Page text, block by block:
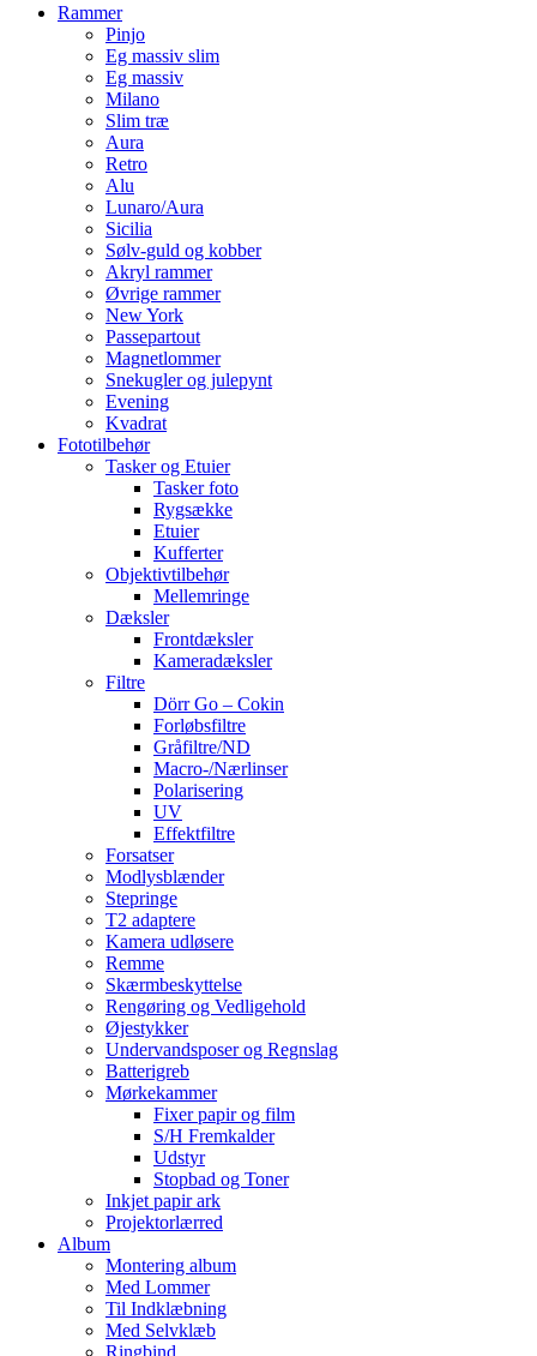
Rammer
Pinjo
Eg massiv slim
Eg massiv
Milano
Slim træ
Aura
Retro
Alu
Lunaro/Aura
Sicilia
Sølv-guld og kobber
Akryl rammer
Øvrige rammer
New York
Passepartout
Magnetlommer
Snekugler og julepynt
Evening
Kvadrat
Fototilbehør
Tasker og Etuier
Tasker foto
Rygsække
Etuier
Kufferter
Objektivtilbehør
Mellemringe
Dæksler
Frontdæksler
Kameradæksler
Filtre
Dörr Go – Cokin
Forløbsfiltre
Gråfiltre/ND
Macro-/Nærlinser
Polarisering
UV
Effektfiltre
Forsatser
Modlysblænder
Stepringe
T2 adaptere
Kamera udløsere
Remme
Skærmbeskyttelse
Rengøring og Vedligehold
Øjestykker
Undervandsposer og Regnslag
Batterigreb
Mørkekammer
Fixer papir og film
S/H Fremkalder
Udstyr
Stopbad og Toner
Inkjet papir ark
Projektorlærred
Album
Montering album
Med Lommer
Til Indklæbning
Med Selvklæb
Ringbind